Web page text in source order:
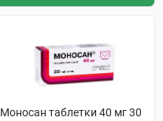
Моносан таблетки 40 мг 30